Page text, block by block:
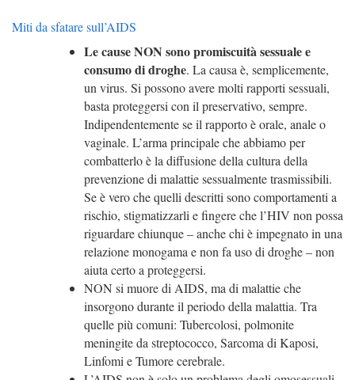
Miti da sfatare sull’AIDS
Le cause NON sono promiscuità sessuale e
consumo di droghe. La causa è, semplicemente,
un virus. Si possono avere molti rapporti sessuali,
basta proteggersi con il preservativo, sempre.
Indipendentemente se il rapporto è orale, anale o
vaginale. L’arma principale che abbiamo per
combatterlo è la diffusione della cultura della
prevenzione di malattie sessualmente trasmissibili.
Se è vero che quelli descritti sono comportamenti a
rischio, stigmatizzarli e fingere che l’HIV non possa
riguardare chiunque – anche chi è impegnato in una
relazione monogama e non fa uso di droghe – non
aiuta certo a proteggersi.
NON si muore di AIDS, ma di malattie che
insorgono durante il periodo della malattia. Tra
quelle più comuni: Tubercolosi, polmonite
meningite da streptococco, Sarcoma di Kaposi,
Linfomi e Tumore cerebrale.